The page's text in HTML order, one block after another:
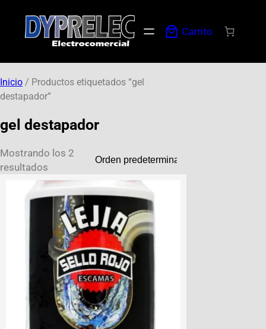
Carrito
Inicio / Productos etiquetados “gel
destapador”
gel destapador
Mostrando los 2
resultados